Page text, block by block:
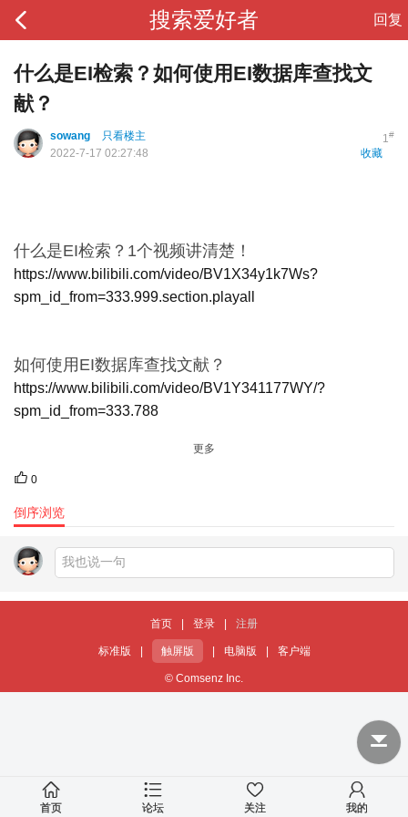
搜索爱好者 回复
什么是EI检索？如何使用EI数据库查找文
献？
1#
sowang
只看楼主
收藏
2022-7-17 02:27:48
什么是EI检索？1个视频讲清楚！
https://www.bilibili.com/video/BV1X34y1k7Ws?
spm_id_from=333.999.section.playall
如何使用EI数据库查找文献？
https://www.bilibili.com/video/BV1Y341177WY/?
spm_id_from=333.788
更多
0
倒序浏览
首页 登录 注册
标准版 触屏版 电脑版 客户端
© Comsenz Inc.
首页 论坛 关注 我的